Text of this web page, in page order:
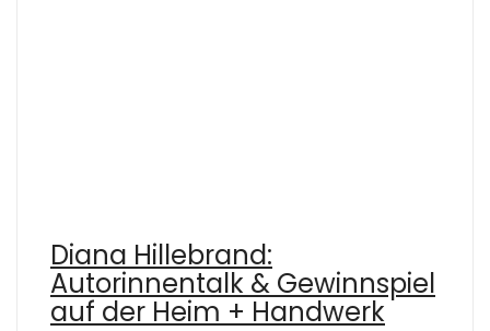
Diana Hillebrand:
Autorinnentalk & Gewinnspiel
auf der Heim + Handwerk